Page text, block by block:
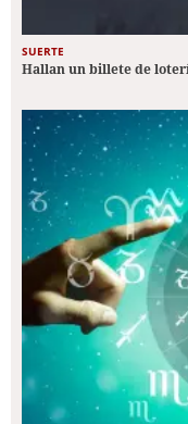
SUERTE
Hallan un billete de